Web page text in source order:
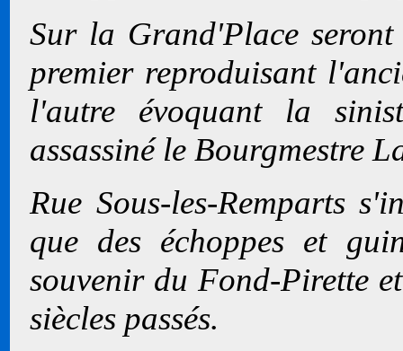
Sur la Grand'Place
premier reproduisant
l'autre évoquant la
assassiné le Bourgmestre
Rue Sous-les-Remparts
que des échoppes et
souvenir du Fond-Pirette
siècles passés.